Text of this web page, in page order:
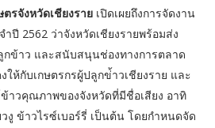
รจังหวัดเชียงรายเปิดเผยถึงการจัดงาน
ำปี 2562 ว่าจังหวัดเชียงรายพร้อมส่ง
กข้าว และสนับสนุนช่องทางการตลาด
ให้กับเกษตรกรผู้ปลูกข่้าวเชียงราย และ
าวคุณภาพของจังหวัดที่มีชื่อเสียง อาทิ
งู ข้าวไรซ์เบอร์รี่ เป็นต้น โดยกำหนดจัด